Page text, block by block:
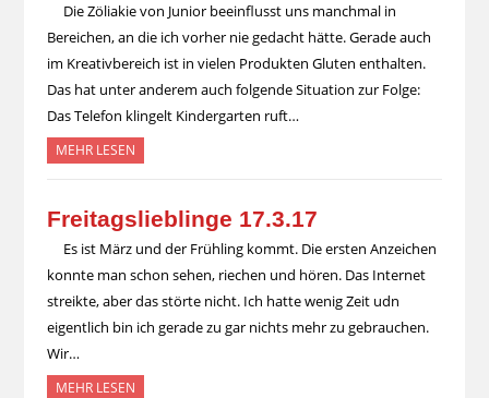
Die Zöliakie von Junior beeinflusst uns manchmal in
Bereichen, an die ich vorher nie gedacht hätte. Gerade auch
im Kreativbereich ist in vielen Produkten Gluten enthalten.
Das hat unter anderem auch folgende Situation zur Folge:
Das Telefon klingelt Kindergarten ruft…
MEHR LESEN
Freitagslieblinge 17.3.17
Es ist März und der Frühling kommt. Die ersten Anzeichen
konnte man schon sehen, riechen und hören. Das Internet
streikte, aber das störte nicht. Ich hatte wenig Zeit udn
eigentlich bin ich gerade zu gar nichts mehr zu gebrauchen.
Wir…
MEHR LESEN